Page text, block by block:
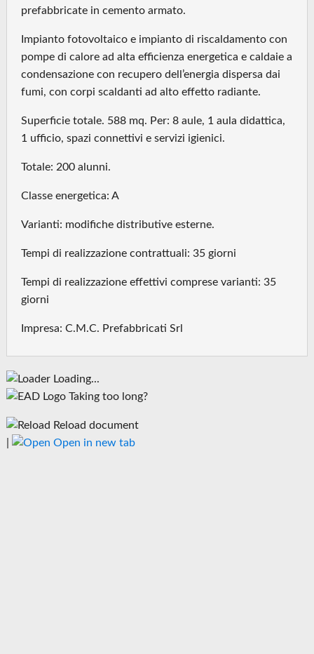
prefabbricate in cemento armato.
Impianto fotovoltaico e impianto di riscaldamento con
pompe di calore ad alta efficienza energetica e caldaie a
condensazione con recupero dell’energia dispersa dai
fumi, con corpi scaldanti ad alto effetto radiante.
Superficie totale. 588 mq. Per: 8 aule, 1 aula didattica,
1 ufficio, spazi connettivi e servizi igienici.
Totale: 200 alunni.
Classe energetica: A
Varianti: modifiche distributive esterne.
Tempi di realizzazione contrattuali: 35 giorni
Tempi di realizzazione effettivi comprese varianti: 35
giorni
Impresa: C.M.C. Prefabbricati Srl
Loading...
Taking too long?
Reload document
Open in new tab